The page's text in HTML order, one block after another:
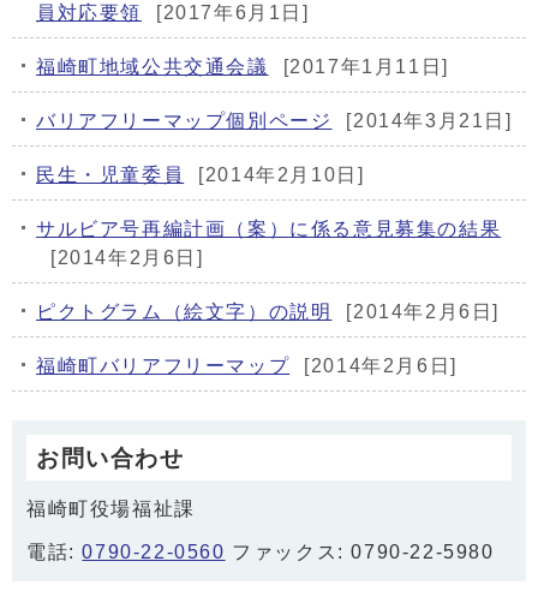
員対応要領
[2017年6月1日]
福崎町地域公共交通会議 [2017年1月11日]
バリアフリーマップ個別ページ [2014年3月21日]
民生・児童委員 [2014年2月10日]
サルビア号再編計画（案）に係る意見募集の結果
[2014年2月6日]
ピクトグラム（絵文字）の説明 [2014年2月6日]
福崎町バリアフリーマップ [2014年2月6日]
お問い合わせ
福崎町役場福祉課
電話:0790-22-0560 ファックス: 0790-22-5980